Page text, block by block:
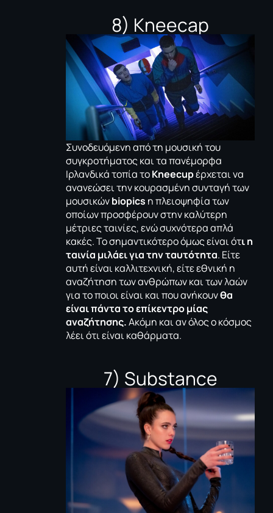
8) Kneecap
Συνοδευόμενη από τη μουσική του
συγκροτήματος και τα πανέμορφα
Ιρλανδικά τοπία τοKneecupέρχεται να
ανανεώσει την κουρασμένη συνταγή των
μουσικώνbiopics η πλειοψηφία των
οποίων προσφέρουν στην καλύτερη
μέτριες ταινίες, ενώ συχνότερα απλά
κακές. Το σημαντικότερο όμως είναι ότι η
ταινία μιλάει για την ταυτότητα. Είτε
αυτή είναι καλλιτεχνική, είτε εθνική η
αναζήτηση των ανθρώπων και των λαών
για το ποιοι είναι και που ανήκουνθα
είναι πάντα το επίκεντρο μίας
αναζήτησης.Ακόμη και αν όλος ο κόσμος
λέει ότι είναι καθάρματα.
7) Substance